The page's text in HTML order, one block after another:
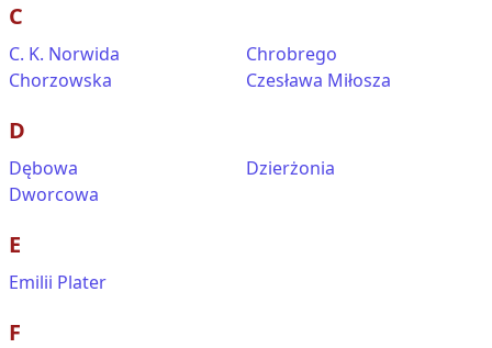
C
C. K. Norwida
Chorzowska
Chrobrego
Czesława Miłosza
D
Dębowa
Dworcowa
Dzierżonia
E
Emilii Plater
F